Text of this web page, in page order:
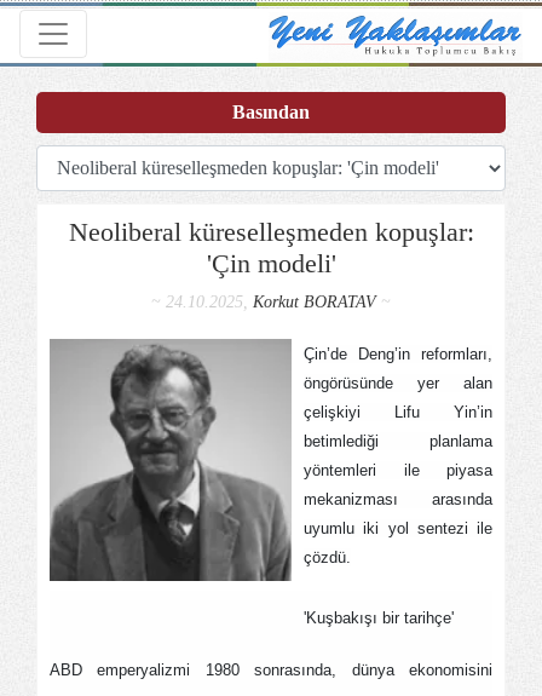
Toggle navigation
Neoliberal küreselleşmeden kopuşlar:
'Çin modeli'
~ 24.10.2025, Korkut BORATAV~
Çin’de Deng’in reformları,
öngörüsünde yer alan
çelişkiyi Lifu Yin’in
betimlediği planlama
yöntemleri ile piyasa
mekanizması arasında
uyumlu iki yol sentezi ile
çözdü.
'Kuşbakışı bir tarihçe'
ABD emperyalizmi 1980 sonrasında, dünya ekonomisini
Basından